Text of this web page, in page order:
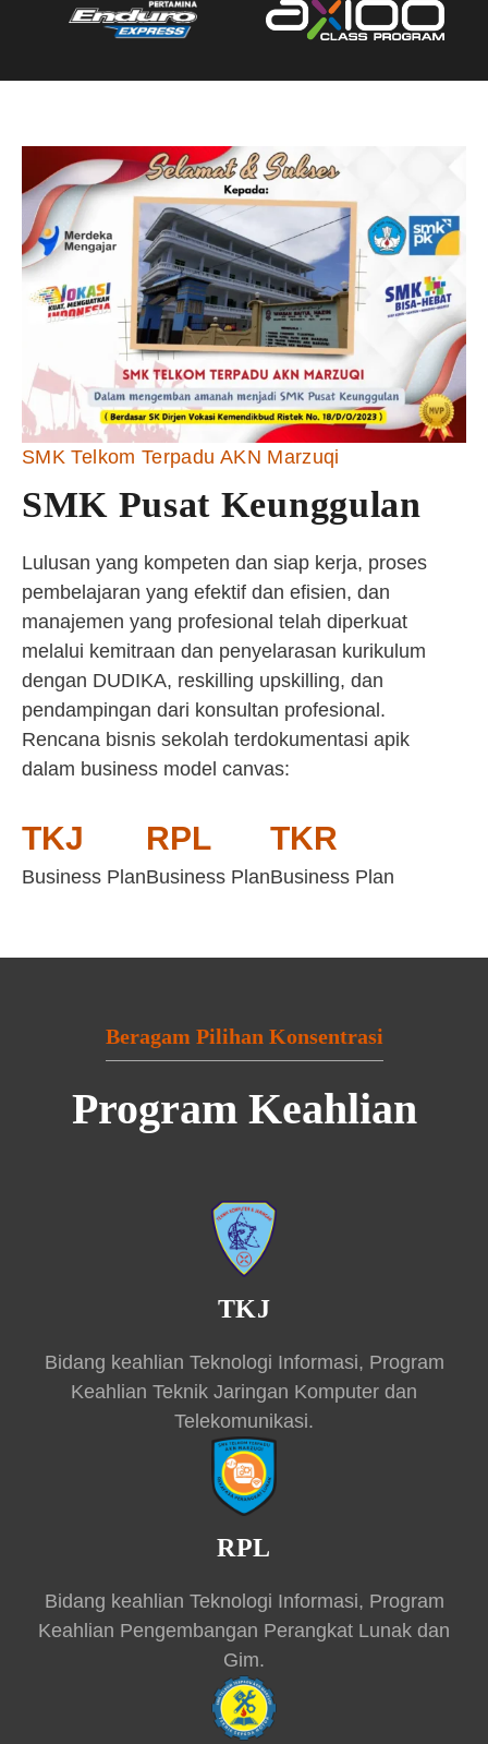
SMK Telkom Terpadu AKN Marzuqi
SMK Pusat Keunggulan
Lulusan yang kompeten dan siap kerja, proses
pembelajaran yang efektif dan efisien, dan
manajemen yang profesional telah diperkuat
melalui kemitraan dan penyelarasan kurikulum
dengan DUDIKA, reskilling upskilling, dan
pendampingan dari konsultan profesional.
Rencana bisnis sekolah terdokumentasi apik
dalam business model canvas:
TKJ
Business Plan
RPL
Business Plan
TKR
Business Plan
Beragam Pilihan Konsentrasi
Program Keahlian
TKJ
Bidang keahlian Teknologi Informasi, Program
Keahlian Teknik Jaringan Komputer dan
Telekomunikasi.
RPL
Bidang keahlian Teknologi Informasi, Program
Keahlian Pengembangan Perangkat Lunak dan
Gim.